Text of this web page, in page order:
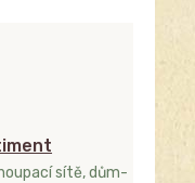
sítě, dům-